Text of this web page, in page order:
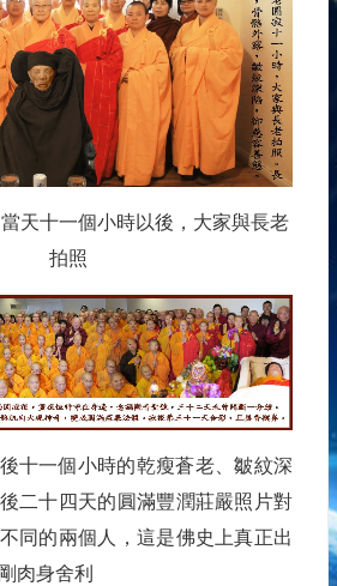
天十一個小時以後，大家與長老
拍照
十一個小時的乾瘦蒼老、皺紋深
二十四天的圓滿豐潤莊嚴照片對
同的兩個人，這是佛史上真正出
肉身舍利